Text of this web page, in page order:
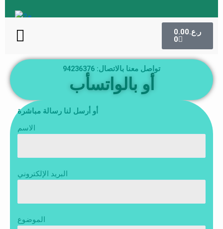
to
contentMenu ر.ع.0.00
0
Cart
تواصل معنا بالاتصال: 94236376
أو بالواتسأب
أو أرسل لنا رسالة مباشرة
الاسم
البريد الإلكتروني
الموضوع